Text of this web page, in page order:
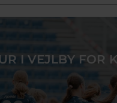
I VEJLBY FOR